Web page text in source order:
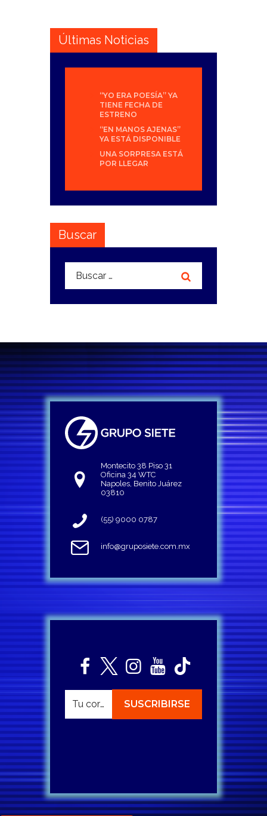
Últimas Noticias
“YO ERA POESÍA” YA
TIENE FECHA DE
ESTRENO
“EN MANOS AJENAS”
YA ESTÁ DISPONIBLE
UNA SORPRESA ESTÁ
POR LLEGAR
Buscar
Buscar:
Montecito 38 Piso 31
Oficina 34 WTC
Napoles, Benito Juárez
03810
(55) 9000 0787
info@gruposiete.com.mx